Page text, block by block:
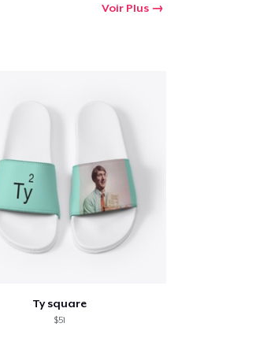
Voir Plus
Ty square
$51